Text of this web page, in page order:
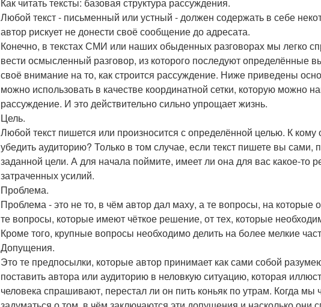
Любой текст - письменный или устный - должен содержать в себе
автор рискует не донести своё сообщение до адресата.
Конечно, в текстах СМИ или наших обыденных разговорах мы легко
вести осмысленный разговор, из которого последуют
своё внимание на то, как строится рассуждение. Ниже приведены
можно использовать в качестве координатной сетки, которую можно
рассуждение. И это действительно сильно упрощает жизнь.
Цель.
Любой текст пишется или произносится с определённой целью. К
убедить аудиторию? Только в том случае, если текст пишете вы сами,
заданной цели. А для начала поймите, имеет ли она для вас какое-то
затраченных усилий.
Проблема.
Проблема - это не то, в чём автор дал маху, а те вопросы, на которые
те вопросы, которые имеют чёткое решение, от тех, которые
Кроме того, крупные вопросы необходимо делить на более мелкие
Допущения.
Это те предпосылки, которые автор принимает как сами собой
поставить автора или аудиторию в неловкую ситуацию, которая
человека спрашивают, перестал ли он пить коньяк по утрам. Когда